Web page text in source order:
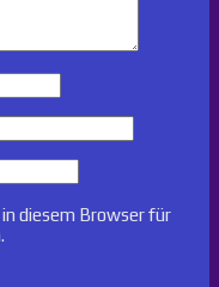
diesem Browser für